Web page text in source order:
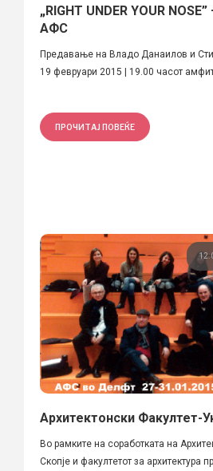
„RIGHT UNDER YOUR
АФС
Предавање на Владо Данаилов и
19 февруари 2015 | 19.00 часот
ПРОЧИТАЈ ПОВЕЌЕ
Архитектонски Факултет-
Во рамките на соработката на
Скопје и факултетот за архитектура